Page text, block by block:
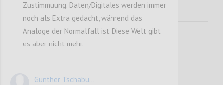
Zustimmuung. Daten/Digitales werden immer
noch als Extra gedacht, während das
Analoge der Normalfall ist. Diese Welt gibt
es aber nicht mehr.
Günther Tschabu...